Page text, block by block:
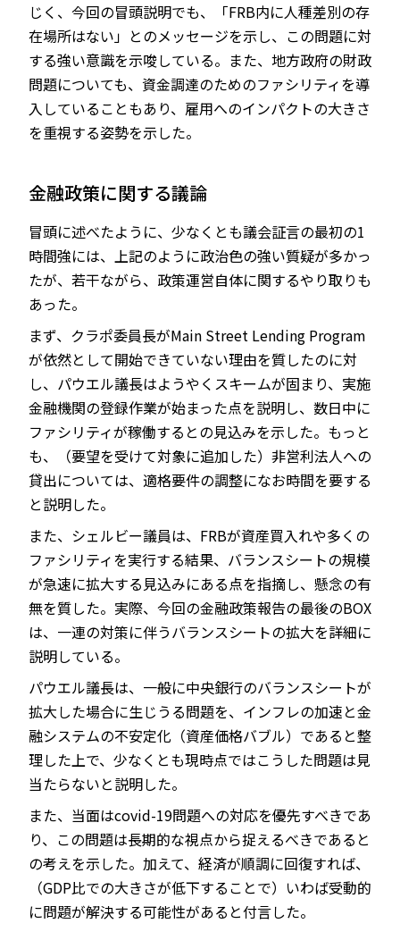
じく、今回の冒頭説明でも、「FRB内に人種差別の存
在場所はない」とのメッセージを示し、この問題に対
する強い意識を示唆している。また、地方政府の財政
問題についても、資金調達のためのファシリティを導
入していることもあり、雇用へのインパクトの大きさ
を重視する姿勢を示した。
金融政策に関する議論
冒頭に述べたように、少なくとも議会証言の最初の1
時間強には、上記のように政治色の強い質疑が多かっ
たが、若干ながら、政策運営自体に関するやり取りも
あった。
まず、クラポ委員長がMain Street Lending Program
が依然として開始できていない理由を質したのに対
し、パウエル議長はようやくスキームが固まり、実施
金融機関の登録作業が始まった点を説明し、数日中に
ファシリティが稼働するとの見込みを示した。もっと
も、（要望を受けて対象に追加した）非営利法人への
貸出については、適格要件の調整になお時間を要する
と説明した。
また、シェルビー議員は、FRBが資産買入れや多くの
ファシリティを実行する結果、バランスシートの規模
が急速に拡大する見込みにある点を指摘し、懸念の有
無を質した。実際、今回の金融政策報告の最後のBOX
は、一連の対策に伴うバランスシートの拡大を詳細に
説明している。
パウエル議長は、一般に中央銀行のバランスシートが
拡大した場合に生じうる問題を、インフレの加速と金
融システムの不安定化（資産価格バブル）であると整
理した上で、少なくとも現時点ではこうした問題は見
当たらないと説明した。
また、当面はcovid-19問題への対応を優先すべきであ
り、この問題は長期的な視点から捉えるべきであると
の考えを示した。加えて、経済が順調に回復すれば、
（GDP比での大きさが低下することで）いわば受動的
に問題が解決する可能性があると付言した。